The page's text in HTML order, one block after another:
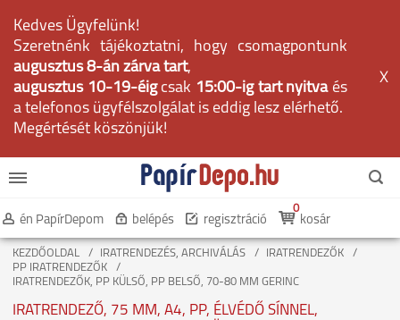
Kedves Ügyfelünk!
Szeretnénk tájékoztatni, hogy csomagpontunk
augusztus 8-án zárva tart,
augusztus 10-19-éig csak 15:00-ig tart nyitvaés
a telefonos ügyfélszolgálat is eddig lesz elérhető.
Megértését köszönjük!
X
én PapírDepom belépés regisztráció kosár
0
KEZDŐOLDAL IRATRENDEZÉS, ARCHIVÁLÁS
IRATRENDEZŐK
PP IRATRENDEZŐK
IRATRENDEZŐK, PP KÜLSŐ, PP BELSŐ, 70-80 MM GERINC
IRATRENDEZŐ, 75 MM, A4, PP, ÉLVÉDŐ SÍNNEL,